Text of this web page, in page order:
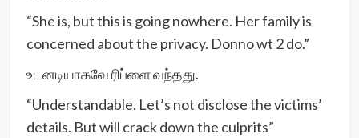
“She is, but this is going nowhere. Her family is
concerned about the privacy. Donno wt 2 do.”
உடனடியாகவே ரிப்ளை வந்தது.
“Understandable. Let’s not disclose the victims’
details. But will crack down the culprits”